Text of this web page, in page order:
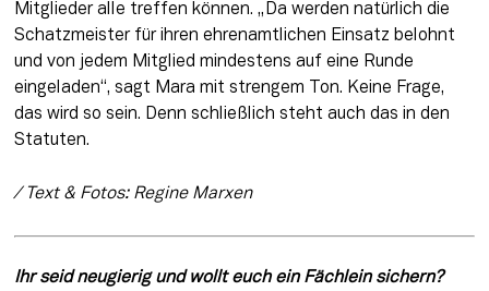
Mitglieder alle treffen können. „Da werden natürlich die
Schatzmeister für ihren ehrenamtlichen Einsatz belohnt
und von jedem Mitglied mindestens auf eine Runde
eingeladen“, sagt Mara mit strengem Ton. Keine Frage,
das wird so sein. Denn schließlich steht auch das in den
Statuten.
/ Text & Fotos: Regine Marxen
Ihr seid neugierig und wollt euch ein Fächlein sichern?